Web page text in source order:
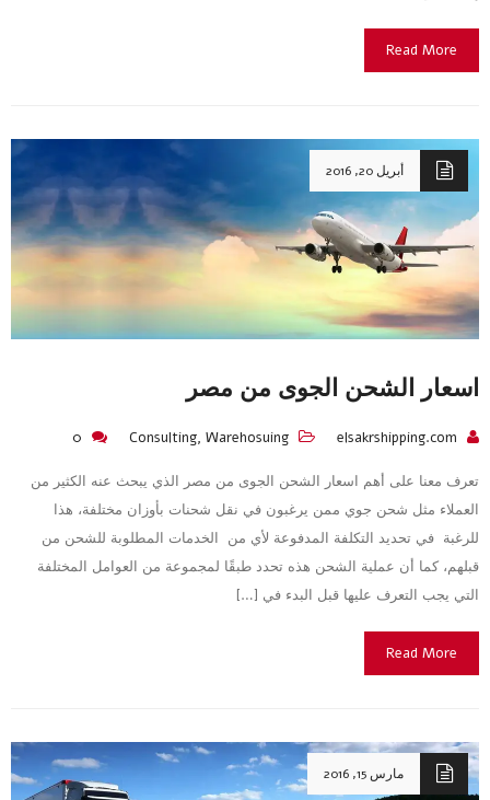
Read More
أبريل 20, 2016
اسعار الشحن الجوى من مصر
elsakrshipping.com
Consulting, Warehosuing
تعرف معنا على أهم اسعار الشحن الجوى من مصر الذي يبحث عنه الكثير من
العملاء مثل شحن جوي ممن يرغبون في نقل شحنات بأوزان مختلفة، هذا
للرغبة في تحديد التكلفة المدفوعة لأي من الخدمات المطلوبة للشحن من
قبلهم، كما أن عملية الشحن هذه تحدد طبقًا لمجموعة من العوامل المختلفة
التي يجب التعرف عليها قبل البدء في […]
Read More
مارس 15, 2016